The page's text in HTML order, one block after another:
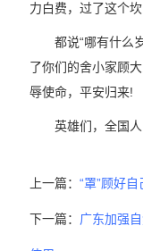
力白费，过了这个
都说“哪有什么岁
了你们的舍小家顾
辱使命，平安归来!
英雄们，全国人
上一篇： “罩”顾好自
下一篇： 广东加强